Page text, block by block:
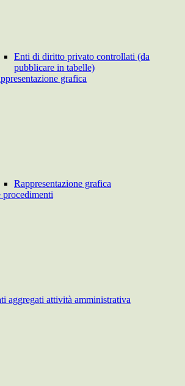
Enti di diritto privato controllati (da
pubblicare in tabelle)
grafica
Rappresentazione grafica
aggregati attività amministrativa